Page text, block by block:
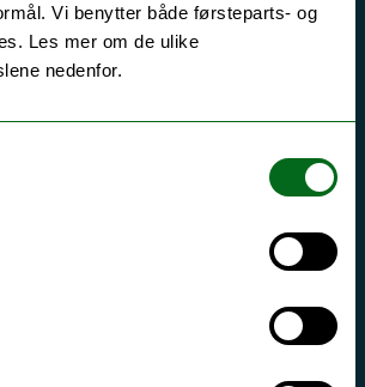
Vi benytter både førsteparts- og
Les mer om de ulike
nedenfor.
UiT
og personvern